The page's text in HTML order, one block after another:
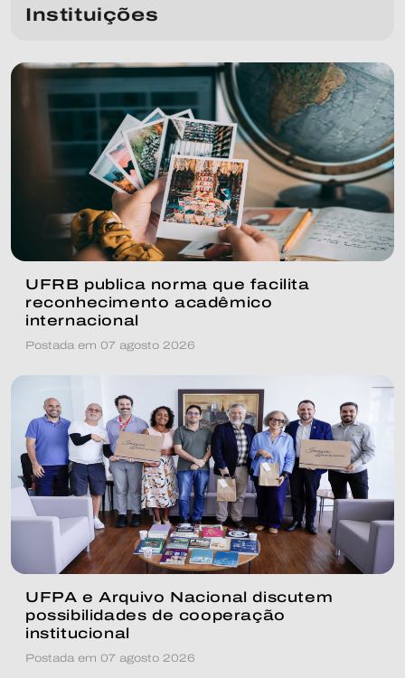
Instituições
UFRB publica norma que facilita
reconhecimento acadêmico
internacional
Postada em 07 agosto 2026
UFPA e Arquivo Nacional discutem
possibilidades de cooperação
institucional
Postada em 07 agosto 2026